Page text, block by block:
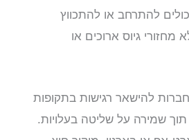
להתרחב או להתכווץ
מחזורי גיוס ארוכים או
להישאר רגישות בתקופות
שמירה על שליטה בעלויות.